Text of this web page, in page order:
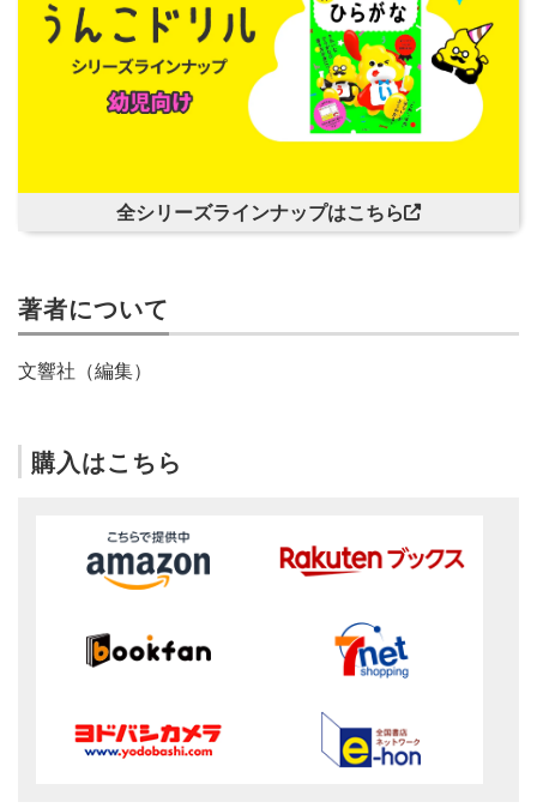
全シリーズラインナップはこちら
著者について
文響社（編集）
購入はこちら